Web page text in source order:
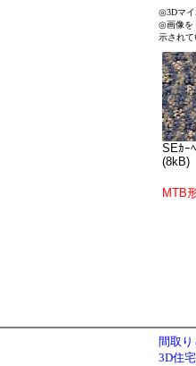
◎3Dマイ
◎画像を
示されて
SEｶｰ
(8kB)
MTB
間取
3D住